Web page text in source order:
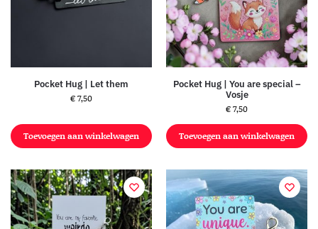
Pocket Hug | Let them
€7,50
Toevoegen aan winkelwagen
Pocket Hug | You are special –
Vosje
€7,50
Toevoegen aan winkelwagen